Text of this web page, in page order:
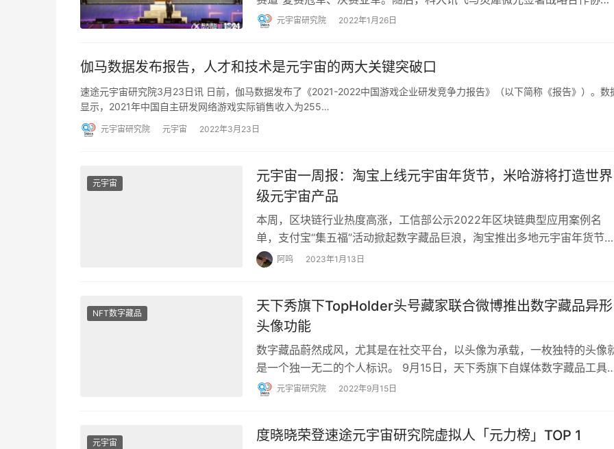
议，此次合作意在将灵犀微光AR硬…
元宇宙研究院 2022年1月26日
伽马数据发布报告，人才和技术是元宇宙的两大关键突破口
速途元宇宙研究院3月23日讯 日前，伽马数据发布了《2021-2022中国游戏企业研发竞争力报告》（以下简称《报告》）。数
显示，2021年中国自主研发网络游戏实际销售收入为255…
元宇宙研究院 元宇宙 2022年3月23日
元宇宙
元宇宙一周报：淘宝上线元宇宙年货节，米哈游将打造世界
级元宇宙产品
本周，区块链行业热度高涨，工信部公示2022年区块链典型应用案例名
单，支付宝“集五福”活动掀起数字藏品巨浪，淘宝推出多地元宇宙年货节，
央视网络春晚将推出元宇宙分会场，腾讯发布多项专…
阿呜 2023年1月13日
NFT数字藏品
天下秀旗下TopHolder头号藏家联合微博推出数字藏品异形
头像功能
数字藏品蔚然成风，尤其是在社交平台，以头像为承载，一枚独特的头像
是一个独一无二的个人标识。 9月15日，天下秀旗下自媒体数字藏品工具
「TopHolder头号藏家」联合微博钱包、…
元宇宙研究院 2022年9月15日
元宇宙 度晓晓荣登速途元宇宙研究院虚拟人「元力榜」TOP 1